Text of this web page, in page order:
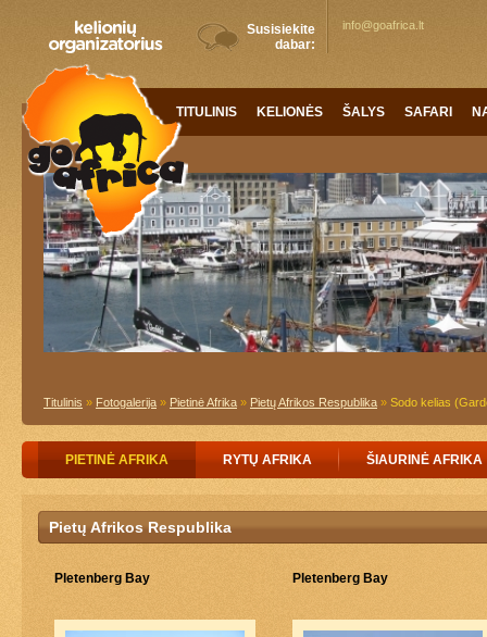
Susisiekite
dabar:
info@goafrica.lt
TITULINIS KELIONĖS ŠALYS SAFARI
Titulinis » Fotogalerija » Pietinė Afrika » Pietų Afrikos Respublika » Sodo kelias
PIETINĖ AFRIKA RYTŲ AFRIKA ŠIAURINĖ AFRIKA
Pietų Afrikos Respublika
Pletenberg Bay Pletenberg Bay